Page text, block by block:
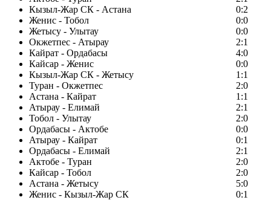
Кызыл-Жар СК - Астана
0:2
Женис - Тобол
0:0
Жетысу - Улытау
0:0
Окжетпес - Атырау
2:1
Кайрат - Ордабасы
4:0
Кайсар - Женис
0:0
Кызыл-Жар СК - Жетысу
1:1
Туран - Окжетпес
2:0
Астана - Кайрат
1:1
Атырау - Елимай
2:1
Тобол - Улытау
2:0
Ордабасы - Актобе
0:0
Атырау - Кайрат
0:1
Ордабасы - Елимай
2:1
Актобе - Туран
2:0
Кайсар - Тобол
2:0
Астана - Жетысу
5:0
Женис - Кызыл-Жар СК
0:1